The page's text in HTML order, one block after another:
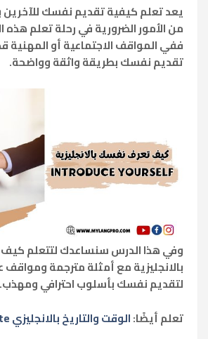
يعد تعلم كيفية تقديم نفسك للآخرين
من الأمور الضرورية في رحلة تعلم هذه
ففي المواقف الاجتماعية أو المهنية
تقديم نفسك بطريقة واثقة وواضحة.
وفي هذا الدرس سنساعدك لتتعلم
بالانجليزية مع أمثلة مترجمة ومواقف
لتقديم نفسك بأسلوب احترافي ومهذب.
تعلم أيضًا:الوقت والتاريخ بالانجليزي Time and date